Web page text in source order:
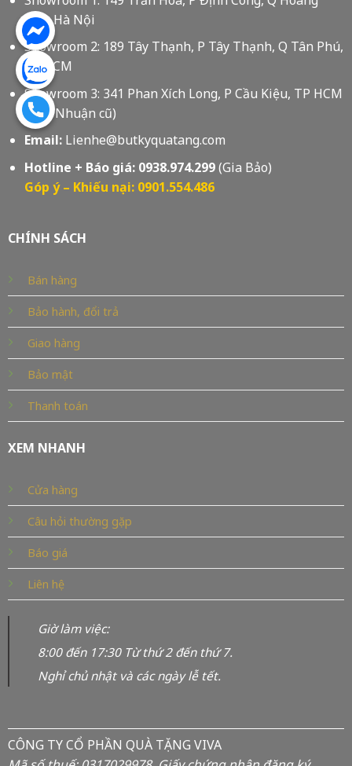
Mai, Hà Nội
Showroom 2: 189 Tây Thạnh, P Tây Thạnh, Q Tân Phú,
Tp HCM
Showroom 3: 341 Phan Xích Long, P Cầu Kiệu, TP HCM
(Phú Nhuận cũ)
Email:Lienhe@butkyquatang.com
Hotline + Báo giá: 0938.974.299(Gia Bảo)
Góp ý – Khiếu nại: 0901.554.486
CHÍNH SÁCH
Bán hàng
Bảo hành, đổi trả
Giao hàng
Bảo mật
Thanh toán
XEM NHANH
Cửa hàng
Câu hỏi thường gặp
Báo giá
Liên hệ
Giờ làm việc:
8:00 đến 17:30 Từ thứ 2 đến thứ 7.
Nghỉ chủ nhật và các ngày lễ tết.
CÔNG TY CỔ PHẦN QUÀ TẶNG VIVA